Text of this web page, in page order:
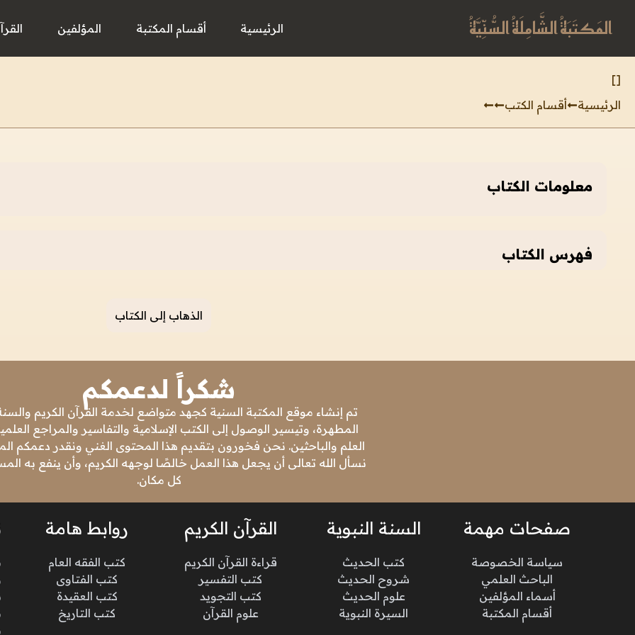
المَكتَبَةُ الشَّامِلَةُ السُّنِّيَّةُ الرئيسية أقسام المكتبة المؤلفين
[
]
الرئيسية
أقسام الكتب
معلومات الكتاب
فهرس الكتاب
الذهاب إلى الكتاب
شكراً لدعمكم
تم إنشاء موقع المكتبة السنية كجهد متواضع لخدمة القرآن الكريم والسنة
المطهرة، وتيسير الوصول إلى الكتب الإسلامية والتفاسير والمراجع
العلم والباحثين. نحن فخورون بتقديم هذا المحتوى الغني ونقدر دعمكم
نسأل الله تعالى أن يجعل هذا العمل خالصًا لوجهه الكريم، وأن ينفع به
كل مكان.
صفحات مهمة
سياسة الخصوصة
الباحث العلمي
أسماء المؤلفين
أقسام المكتبة
السنة النبوية
كتب الحديث
شروح الحديث
علوم الحديث
السيرة النبوية
القرآن الكريم
قراءة القرآن الكريم
كتب التفسير
كتب التجويد
علوم القرآن
روابط هامة
كتب الفقه العام
كتب الفتاوى
كتب العقيدة
كتب التاريخ